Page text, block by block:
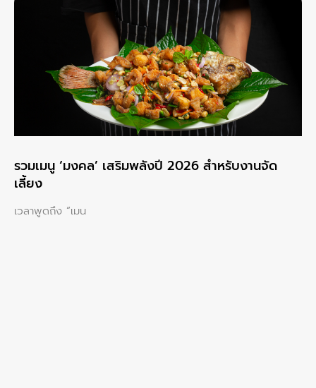
รวมเมนู ‘มงคล’ เสริมพลังปี 2026 สำหรับงานจัด
เลี้ยง
เวลาพูดถึง “เมน